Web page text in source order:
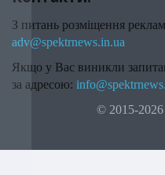
З питань розміщення
adv@spektrnews.in.ua
Якщо у Вас виникли
за адресою:
© 2015-